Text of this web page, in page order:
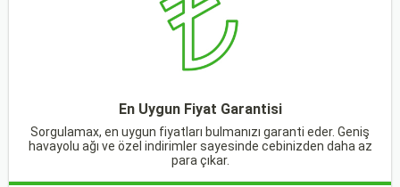
En Uygun Fiyat Garantisi
Sorgulamax, en uygun fiyatları bulmanızı garanti eder. Geniş
havayolu ağı ve özel indirimler sayesinde cebinizden daha az
para çıkar.